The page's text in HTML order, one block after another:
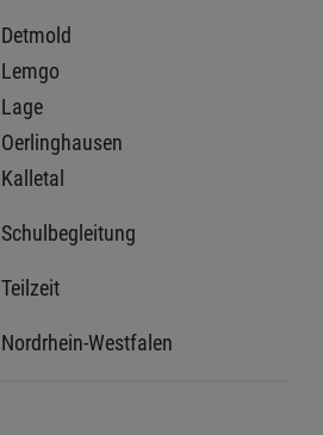
Detmold
Lemgo
Lage
Oerlinghausen
Kalletal
Schulbegleitung
Teilzeit
Nordrhein-Westfalen